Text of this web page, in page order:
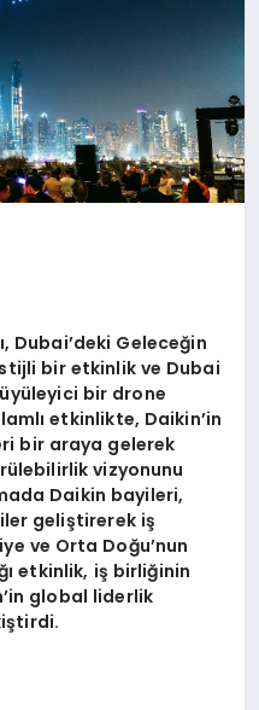
Dubai’deki Geleceğin
bir etkinlik ve Dubai
bir drone
etkinlikte, Daikin’in
bir araya gelerek
vizyonunu
Daikin bayileri,
geliştirerek iş
ve Orta Doğu’nun
etkinlik, iş birliğinin
’in global liderlik